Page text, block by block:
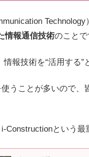
Technology
情報通信技術のことで
報技術を“活用する”
うことが多いので
Constructionという最